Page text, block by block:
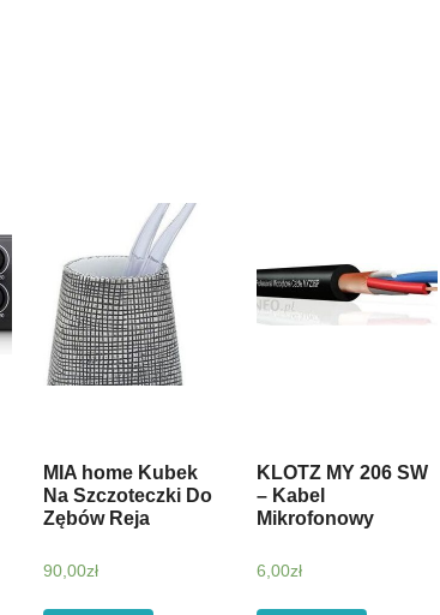
MIA home Kubek
Na Szczoteczki Do
Zębów Reja
90,00zł
KLOTZ MY 206 SW
– Kabel
Mikrofonowy
6,00zł